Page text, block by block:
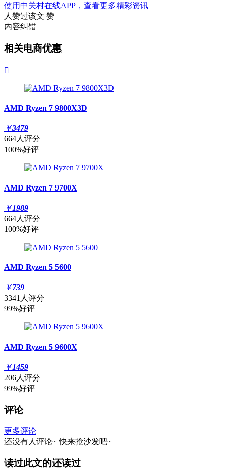
使用中关村在线APP，查看更多精彩资讯
人赞过该文 赞
内容纠错
相关电商优惠

AMD Ryzen 7 9800X3D
￥3479
664人评分
100%好评
AMD Ryzen 7 9700X
￥1989
664人评分
100%好评
AMD Ryzen 5 5600
￥739
3341人评分
99%好评
AMD Ryzen 5 9600X
￥1459
206人评分
99%好评
评论
更多评论
还没有人评论~ 快来抢沙发吧~
读过此文的还读过